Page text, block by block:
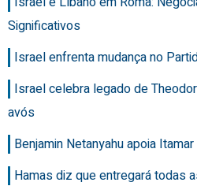
Significativos
Israel enfrenta mudança no
Israel celebra legado de
avós
Benjamin Netanyahu apoia
Hamas diz que entregará todas